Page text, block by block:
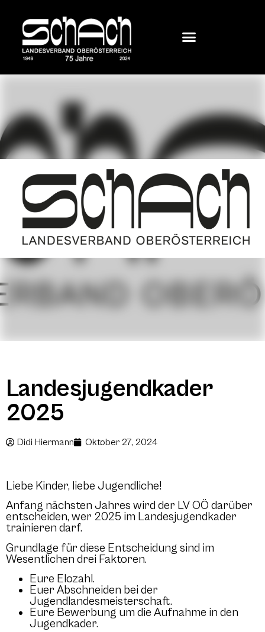
Landesjugendkader
2025
Didi Hiermann Oktober 27, 2024
Liebe Kinder, liebe Jugendliche!
Anfang nächsten Jahres wird der LV OÖ darüber
entscheiden, wer 2025 im Landesjugendkader
trainieren darf.
Grundlage für diese Entscheidung sind im
Wesentlichen drei Faktoren.
Eure Elozahl.
Euer Abschneiden bei der
Jugendlandesmeisterschaft.
Eure Bewerbung um die Aufnahme in den
Jugendkader.